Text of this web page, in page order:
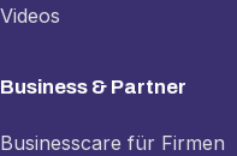
Videos
Business & Partner
Businesscare für Firmen